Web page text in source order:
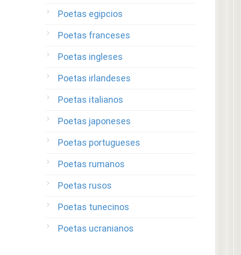
Poetas egipcios
Poetas franceses
Poetas ingleses
Poetas irlandeses
Poetas italianos
Poetas japoneses
Poetas portugueses
Poetas rumanos
Poetas rusos
Poetas tunecinos
Poetas ucranianos